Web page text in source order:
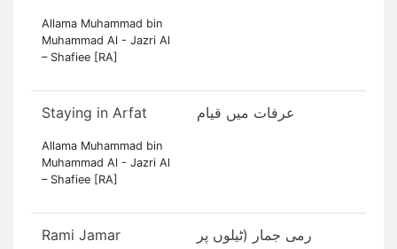
Allama Muhammad bin
Muhammad Al - Jazri Al
– Shafiee [RA]
Staying in Arfat
Allama Muhammad bin
Muhammad Al - Jazri Al
– Shafiee [RA]
عرفات میں قیام
Rami Jamar
رمی جمار (ٹیلوں پر